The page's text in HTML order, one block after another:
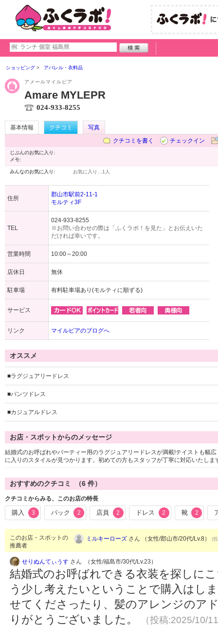
ショッピング アパレル・衣料品
アメールマイルピア
Amare MYLEPR
024-933-8255
基本情報 クチコミ
写真
クチコミを書く
チェックイン
じぶんのお気に入り:
メモ:
みんなのお気に入り: お気に入り… 1人
住所
郡山市駅前2-11-1
モルティ3F
TEL
024-933-8255
※お問い合わせの際は「ふくラボ！を見た」とお伝えいた
だければ幸いです。
営業時間 10:00～20:00
店休日 無休
駐車場 有料駐車場あり(モルティに順ずる)
サービス
リンク マイルピアのブログへ
オススメ
■ラグジュアリードレス
■パンツドレス
■カジュアルドレス
お店・スポットからのメッセージ
結婚式のお呼ばれやパーティー用のラグジュアリードレスが満載!テイストも幅
に入りのスタイルが見つかります。初めての方もスタッフが丁寧に対応いたしま
おすすめのクチコミ （6 件）
クチコミからみる、このお店の特長
購入 3 バック 2 店員 2 ドレス 2 靴 2
このお店・スポットの
推薦者
ミルキーローズ さん （女性/郡山市/20代/Lv.8） (
せりぬんてぃうす さん （女性/福島市/30代/Lv.23）
結婚式のお呼ばれできる衣装を探しに
う少し考えたいということで購入はし
せてくださったり、髪のアレンジのア
りがとうございました。
（投稿:2025/10/